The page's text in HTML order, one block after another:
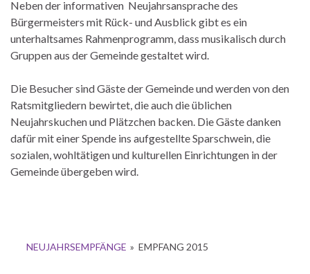
Neben der informativen Neujahrsansprache des
Bürgermeisters mit Rück- und Ausblick gibt es ein
unterhaltsames Rahmenprogramm, dass musikalisch durch
Gruppen aus der Gemeinde gestaltet wird.
Die Besucher sind Gäste der Gemeinde und werden von den
Ratsmitgliedern bewirtet, die auch die üblichen
Neujahrskuchen und Plätzchen backen. Die Gäste danken
dafür mit einer Spende ins aufgestellte Sparschwein, die
sozialen, wohltätigen und kulturellen Einrichtungen in der
Gemeinde übergeben wird.
NEUJAHRSEMPFÄNGE » EMPFANG 2015